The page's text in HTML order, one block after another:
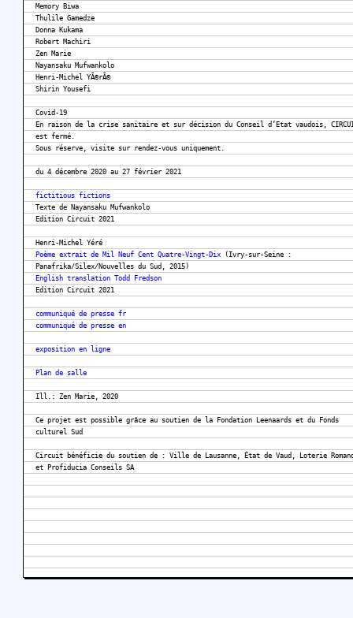
Memory Biwa
Thulile Gamedze
Donna Kukama
Robert Machiri
Zen Marie
Nayansaku Mufwankolo
Henri-Michel YÃ©rÃ©
Shirin Yousefi
Covid-19
En raison de la crise sanitaire et sur décision du Conseil d’Etat vaudois,
est fermé.
Sous réserve, visite sur rendez-vous uniquement.
du 4 décembre 2020 au 27 février 2021
fictitious fictions
Texte de Nayansaku Mufwankolo
Edition Circuit 2021
Henri-Michel Yéré
Poème extrait de Mil Neuf Cent Quatre-Vingt-Dix (Ivry-sur-Seine :
Panafrika/Silex/Nouvelles du Sud, 2015)
English translation Todd Fredson
Edition Circuit 2021
communiqué de presse fr
communiqué de presse en
exposition en ligne
Plan de salle
Ill.: Zen Marie, 2020
Ce projet est possible grâce au soutien de la Fondation Leenaards et du Fonds
culturel Sud
Circuit bénéficie du soutien de : Ville de Lausanne, État de Vaud, Loterie
et Profiducia Conseils SA